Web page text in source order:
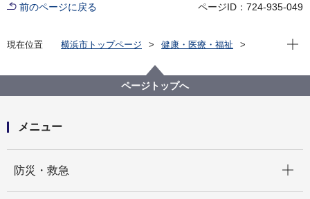
前のページに戻る ページID：724-935-049
現在位置 横浜市トップページ
健康・医療・福祉
感染症発生状況資料集
5週間の区別・年齢階級別定点情報
5週間の区別・年齢階級別定点情報（基幹定点は除く）
現在
ページトップへ
メニュー
防災・救急